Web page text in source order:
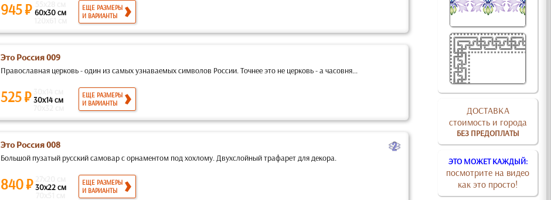
ДОСТАВКА
стоимость и города
БЕЗ ПРЕДОПЛАТЫ
ЭТО МОЖЕТ КАЖДЫЙ:
посмотрите на видео
как это просто!
945 ₽ 60x30 см
ЕЩЕ РАЗМЕРЫ
И ВАРИАНТЫ
Это Россия 009
Православная церковь - один из самых узнаваемых символов России. Точнее это не церковь - а часовня...
525 ₽30x14 см
ЕЩЕ РАЗМЕРЫ
И ВАРИАНТЫ
Это Россия 008 b
Большой пузатый русский самовар с орнаментом под хохлому. Двухслойный трафарет для декора.
840 ₽30x22 см
ЕЩЕ РАЗМЕРЫ
И ВАРИАНТЫ